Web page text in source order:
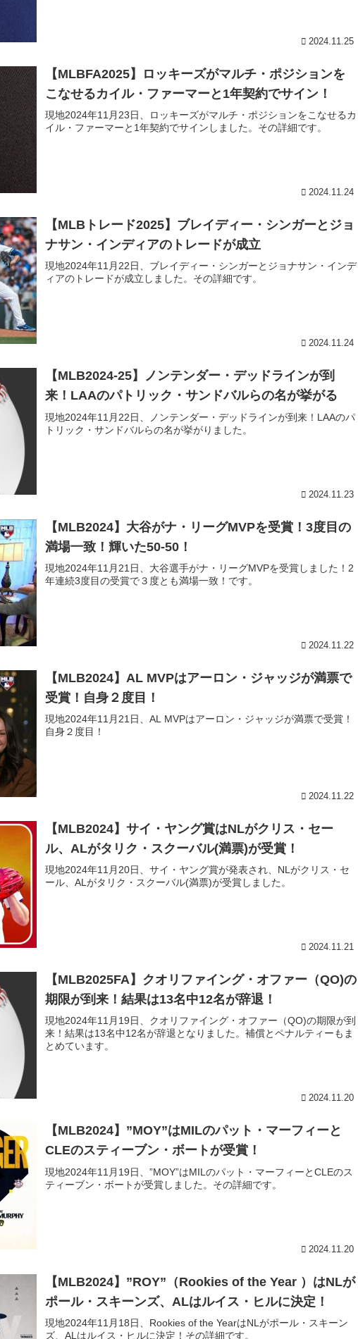
2024.11.25
【MLBFA2025】ロッキーズがマルチ・ポジションを
こなせるカイル・ファーマーと1年契約でサイン！
現地2024年11月23日、ロッキーズがマルチ・ポジションをこなせるカ
イル・ファーマーと1年契約でサインしました。その詳細です。
2024.11.24
【MLBトレード2025】ブレイディー・シンガーとジョ
ナサン・インディアのトレードが成立
現地2024年11月22日、ブレイディー・シンガーとジョナサン・インデ
ィアのトレードが成立しました。その詳細です。
2024.11.24
【MLB2024-25】ノンテンダー・デッドラインが到
来！LAAのパトリック・サンドバルらの名が挙がる
現地2024年11月22日、ノンテンダー・デッドラインが到来！LAAのパ
トリック・サンドバルらの名が挙がりました。
2024.11.23
【MLB2024】大谷がナ・リーグMVPを受賞！3度目の
満場一致！輝いた50-50！
現地2024年11月21日、大谷選手がナ・リーグMVPを受賞しました！2
年連続3度目の受賞で３度とも満場一致！です。
2024.11.22
【MLB2024】AL MVPはアーロン・ジャッジが満票で
受賞！自身２度目！
現地2024年11月21日、AL MVPはアーロン・ジャッジが満票で受賞！
自身２度目！
2024.11.22
【MLB2024】サイ・ヤング賞はNLがクリス・セー
ル、ALがタリク・スクーバル(満票)が受賞！
現地2024年11月20日、サイ・ヤング賞が発表され、NLがクリス・セ
ール、ALがタリク・スクーバル(満票)が受賞しました。
2024.11.21
【MLB2025FA】クオリファイング・オファー（QO)の
期限が到来！結果は13名中12名が辞退！
現地2024年11月19日、クオリファイング・オファー（QO)の期限が到
来！結果は13名中12名が辞退となりました。補償とペナルティーもま
とめています。
2024.11.20
【MLB2024】”MOY”はMILのパット・マーフィーと
CLEのスティーブン・ボートが受賞！
現地2024年11月19日、”MOY”はMILのパット・マーフィーとCLEのス
ティーブン・ボートが受賞しました。その詳細です。
2024.11.20
【MLB2024】”ROY”（Rookies of the Year ）はNLが
ポール・スキーンズ、ALはルイス・ヒルに決定！
現地2024年11月18日、Rookies of the YearはNLがポール・スキーン
ズ、ALはルイス・ヒルに決定！その詳細です。